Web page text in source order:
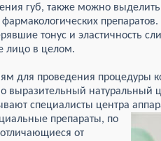
губ, также можно
тонус и эластичность
лицо в целом.
для проведения процедуры
выразительный натуральный
специалисты центра
препараты, по
от